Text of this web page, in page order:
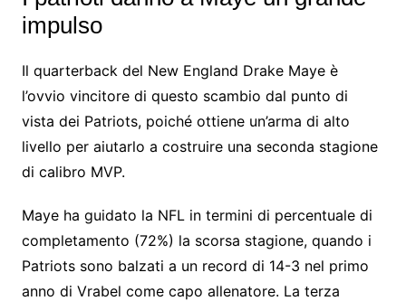
impulso
Il quarterback del New England Drake Maye è
l’ovvio vincitore di questo scambio dal punto di
vista dei Patriots, poiché ottiene un’arma di alto
livello per aiutarlo a costruire una seconda stagione
di calibro MVP.
Maye ha guidato la NFL in termini di percentuale di
completamento (72%) la scorsa stagione, quando i
Patriots sono balzati a un record di 14-3 nel primo
anno di Vrabel come capo allenatore. La terza